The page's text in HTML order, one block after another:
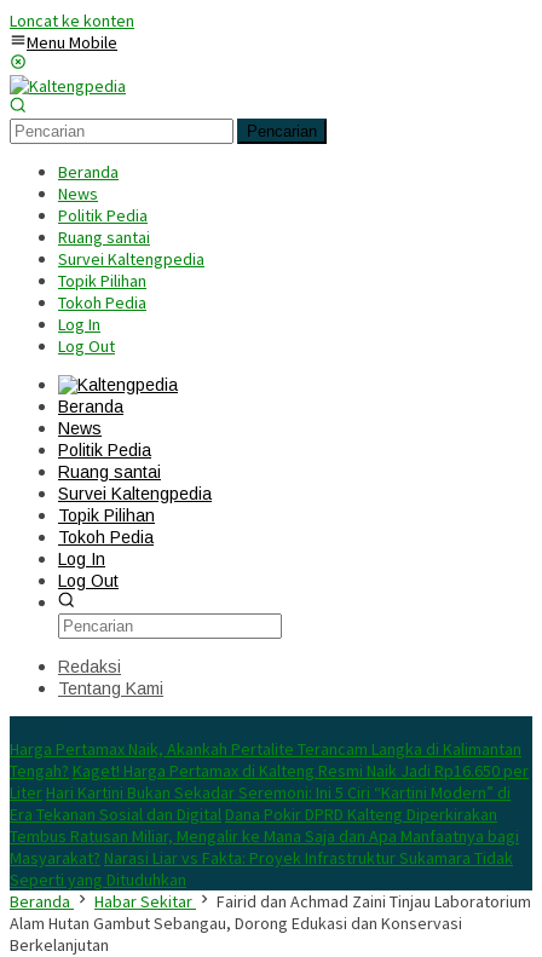
Loncat ke konten
Menu Mobile
Pencarian
Beranda
News
Politik Pedia
Ruang santai
Survei Kaltengpedia
Topik Pilihan
Tokoh Pedia
Log In
Log Out
Beranda
News
Politik Pedia
Ruang santai
Survei Kaltengpedia
Topik Pilihan
Tokoh Pedia
Log In
Log Out
Redaksi
Tentang Kami
Harga Pertamax Naik, Akankah Pertalite Terancam Langka di Kalimantan
Tengah? Kaget! Harga Pertamax di Kalteng Resmi Naik Jadi Rp16.650 per
Liter Hari Kartini Bukan Sekadar Seremoni: Ini 5 Ciri “Kartini Modern” di
Era Tekanan Sosial dan Digital Dana Pokir DPRD Kalteng Diperkirakan
Tembus Ratusan Miliar, Mengalir ke Mana Saja dan Apa Manfaatnya bagi
Masyarakat? Narasi Liar vs Fakta: Proyek Infrastruktur Sukamara Tidak
Seperti yang Dituduhkan
Beranda
Habar Sekitar
Fairid dan Achmad Zaini Tinjau Laboratorium
Alam Hutan Gambut Sebangau, Dorong Edukasi dan Konservasi
Berkelanjutan